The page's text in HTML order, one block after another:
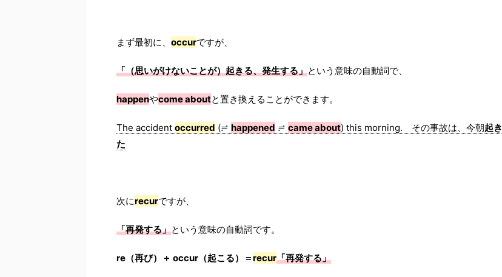
まず最初に、 occurですが、
「（思いがけないことが）起きる、発生する」という意味の自動詞で、
happenやcome aboutと置き換えることができます。
The accident occurred (≓ happened ≓ came about) this morning. その事故は、今朝起き
た
次にrecurですが、
「再発する」という意味の自動詞です。
re（再び）＋ occur（起こる）＝recur「再発する」